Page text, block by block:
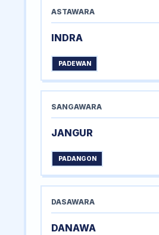
ASTAWARA
INDRA
PADEWAN
SANGAWARA
JANGUR
PADANGON
DASAWARA
DANAWA